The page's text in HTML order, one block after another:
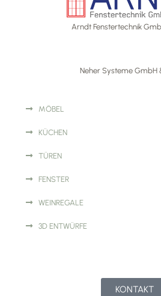
MÖBEL
KÜCHEN
TÜREN
FENSTER
WEINREGALE
3D ENTWÜRFE
KONTAKT
Arndt Fenstertechnik
Neher Systeme GmbH